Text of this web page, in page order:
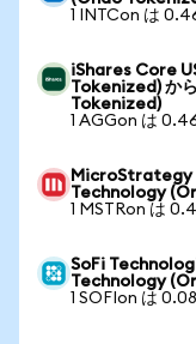
1 INTCon は
iShares Core
Tokenized) か
Tokenized)
1 AGGon は
MicroStrategy
Technology
1 MSTRon は
SoFi
Technology
1 SOFIon は